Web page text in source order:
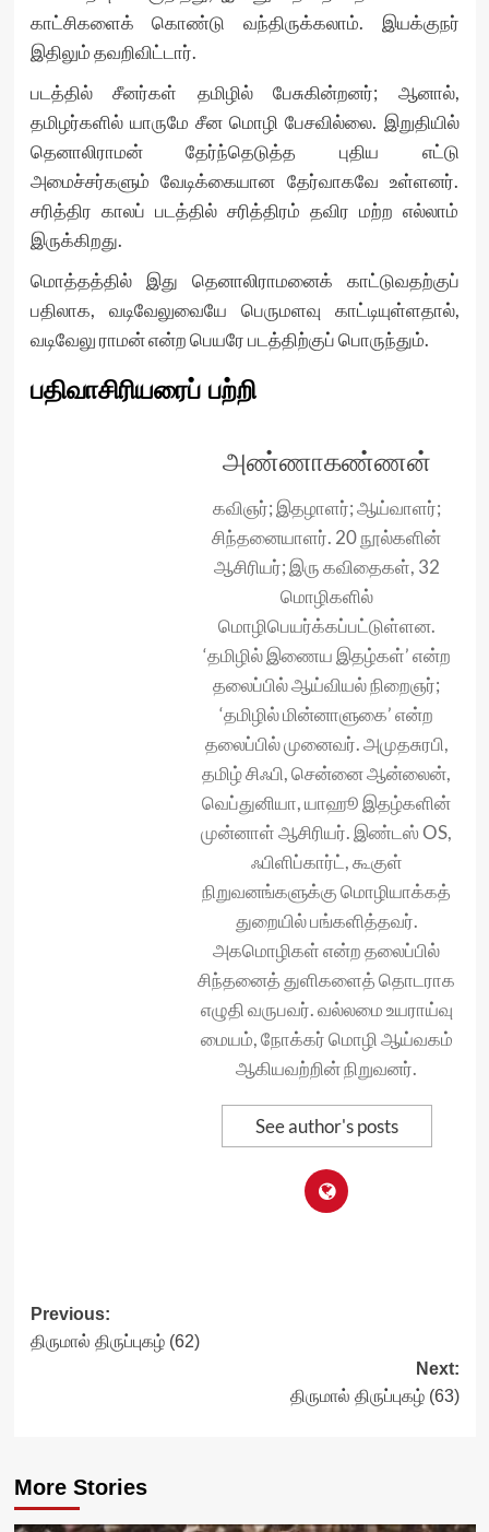
காட்சிகளைக் கொண்டு வந்திருக்கலாம். இயக்குநர்
இதிலும் தவறிவிட்டார்.
படத்தில் சீனர்கள் தமிழில் பேசுகின்றனர்; ஆனால்,
தமிழர்களில் யாருமே சீன மொழி பேசவில்லை. இறுதியில்
தெனாலிராமன் தேர்ந்தெடுத்த புதிய எட்டு
அமைச்சர்களும் வேடிக்கையான தேர்வாகவே உள்ளனர்.
சரித்திர காலப் படத்தில் சரித்திரம் தவிர மற்ற எல்லாம்
இருக்கிறது.
மொத்தத்தில் இது தெனாலிராமனைக் காட்டுவதற்குப்
பதிலாக, வடிவேலுவையே பெருமளவு காட்டியுள்ளதால்,
வடிவேலு ராமன் என்ற பெயரே படத்திற்குப் பொருந்தும்.
பதிவாசிரியரைப் பற்றி
அண்ணாகண்ணன்
கவிஞர்; இதழாளர்; ஆய்வாளர்;
சிந்தனையாளர். 20 நூல்களின்
ஆசிரியர்; இரு கவிதைகள், 32
மொழிகளில்
மொழிபெயர்க்கப்பட்டுள்ளன.
‘தமிழில் இணைய இதழ்கள்’ என்ற
தலைப்பில் ஆய்வியல் நிறைஞர்;
‘தமிழில் மின்னாளுகை’ என்ற
தலைப்பில் முனைவர். அமுதசுரபி,
தமிழ் சிஃபி, சென்னை ஆன்லைன்,
வெப்துனியா, யாஹூ இதழ்களின்
முன்னாள் ஆசிரியர். இண்டஸ் OS,
ஃபிளிப்கார்ட், கூகுள்
நிறுவனங்களுக்கு மொழியாக்கத்
துறையில் பங்களித்தவர்.
அகமொழிகள் என்ற தலைப்பில்
சிந்தனைத் துளிகளைத் தொடராக
எழுதி வருபவர். வல்லமை உயராய்வு
மையம், நோக்கர் மொழி ஆய்வகம்
ஆகியவற்றின் நிறுவனர்.
See author's posts
Post
navigation
Previous:
திருமால் திருப்புகழ் (62)
Next:
திருமால் திருப்புகழ் (63)
More Stories